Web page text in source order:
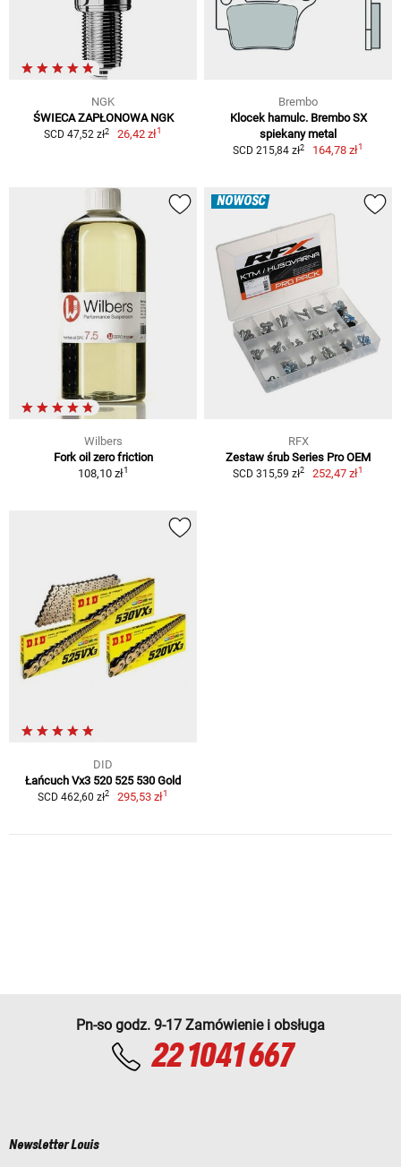
NGK
ŚWIECA ZAPŁONOWA NGK
SCD 47,52 zł2 26,42 zł1
Brembo
Klocek hamulc. Brembo SX
spiekany metal
SCD 215,84 zł2 164,78 zł1
Wilbers
Fork oil zero friction
108,10 zł1
NOWOŚĆ
RFX
Zestaw śrub Series Pro OEM
SCD 315,59 zł2 252,47 zł1
DID
Łańcuch Vx3 520 525 530 Gold
SCD 462,60 zł2 295,53 zł1
Pn-so godz. 9-17 Zamówienie i obsługa
22 1041 667
Newsletter Louis